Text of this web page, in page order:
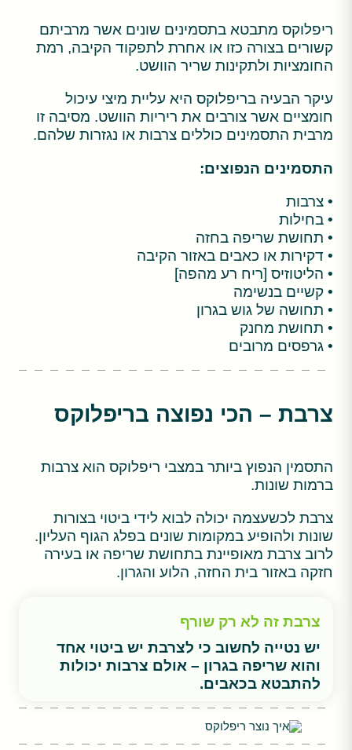
ריפלוקס מתבטא בתסמינים שונים אשר מרביתם
קשורים בצורה כזו או אחרת לתפקוד הקיבה, רמת
החומציות ולתקינות שריר הוושט.
עיקר הבעיה בריפלוקס היא עליית מיצי עיכול
חומציים אשר צורבים את ריריות הוושט. מסיבה זו
מרבית התסמינים כוללים צרבות או נגזרות שלהם.
התסמינים הנפוצים:
• צרבות
• בחילות
• תחושת שריפה בחזה
• דקירות או כאבים באזור הקיבה
• הליטוזיס [ריח רע מהפה]
• קשיים בנשימה
• תחושה של גוש בגרון
• תחושת מחנק
• גרפסים מרובים
צרבת – הכי נפוצה בריפלוקס
התסמין הנפוץ ביותר במצבי ריפלוקס הוא צרבות
ברמות שונות.
צרבת לכשעצמה יכולה לבוא לידי ביטוי בצורות
שונות ולהופיע במקומות שונים בפלג הגוף העליון.
לרוב צרבת מאופיינת בתחושת שריפה או בעירה
חזקה באזור בית החזה, הלוע והגרון.
צרבת זה לא רק שורף
יש נטייה לחשוב כי לצרבת יש ביטוי אחד
והוא שריפה בגרון – אולם צרבות יכולות
להתבטא בכאבים.